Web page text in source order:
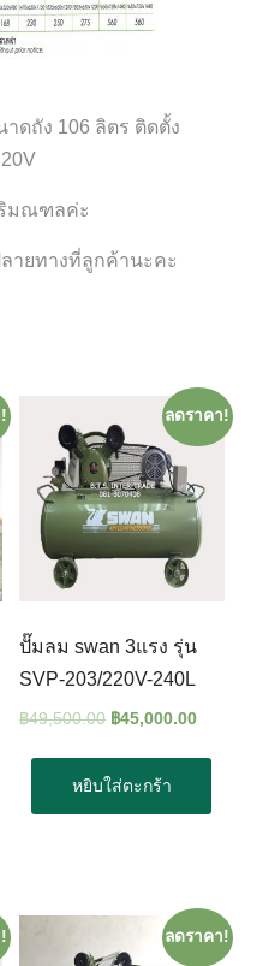
ดถัง 106 ลิตร ติดตั้ง
ริมณฑลค่ะ
ายทางที่ลูกค้านะคะ
ลดราคา!
ปั๊มลม swan 3แรง รุ่น
SVP-203/220V-240L
฿49,500.00 ฿45,000.00
หยิบใส่ตะกร้า
ลดราคา!